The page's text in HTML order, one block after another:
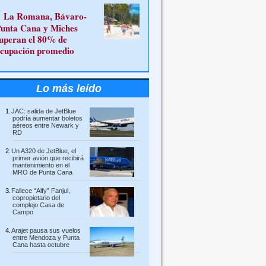
La Romana, Bávaro-
Cana y Miches
el 80% de
promedio
Lo más leído
JAC: salida de JetBlue
podría aumentar boletos
aéreos entre Newark y
RD
Un A320 de JetBlue, el
primer avión que recibirá
mantenimiento en el
MRO de Punta Cana
Fallece “Alfy” Fanjul,
copropietario del
complejo Casa de
Campo
Arajet pausa sus vuelos
entre Mendoza y Punta
Cana hasta octubre